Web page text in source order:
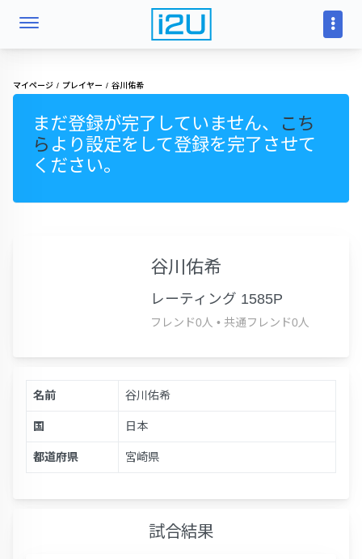
マイページ プレイヤー 谷川佑希
まだ登録が完了していません、
こち
ら より設定をして登録を完了させて
ください。
谷川佑希
レーティング 1585P
フレンド0人 • 共通フレンド0人
名前 谷川佑希
国 日本
都道府県 宮崎県
試合結果